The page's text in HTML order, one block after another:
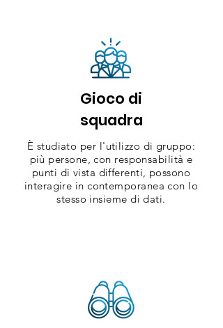
Gioco di
squadra
È studiato per l'utilizzo di gruppo:
più persone, con responsabilità e
punti di vista differenti, possono
interagire in contemporanea con lo
stesso insieme di dati.